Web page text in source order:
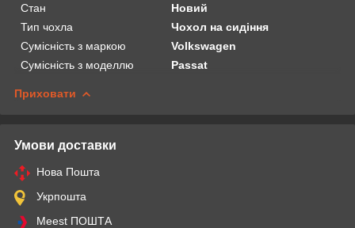
Стан
Новий
Тип чохла
Чохол на сидіння
Сумісність з маркою
Volkswagen
Сумісність з моделлю
Passat
Приховати
Умови доставки
Нова Пошта
Укрпошта
Meest ПОШТА